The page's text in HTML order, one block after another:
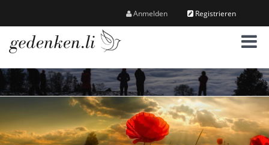
Anmelden Registrieren
M
e
n
ü